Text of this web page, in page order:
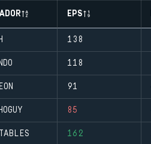
EPS
138
118
91
85
162